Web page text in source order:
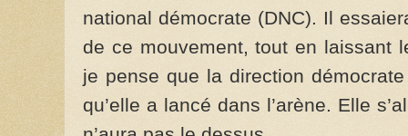
national démocrate (DNC). Il
de ce mouvement, tout en laissant
je pense que la direction
qu’elle a lancé dans l’arène. Elle